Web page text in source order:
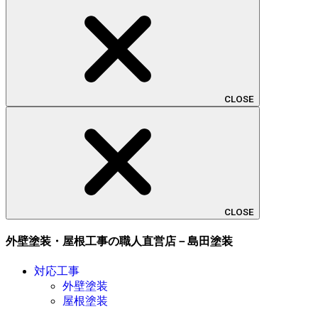
CLOSE
CLOSE
外壁塗装・屋根工事の職人直営店－島田塗装
対応工事
外壁塗装
屋根塗装